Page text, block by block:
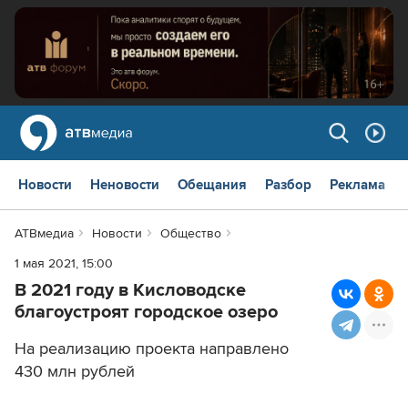
Новости Неновости Обещания Разбор Реклама
АТВмедиа Новости
Общество
1 мая 2021, 15:00
В 2021 году в Кисловодске
благоустроят городское озеро
На реализацию проекта направлено
430 млн рублей